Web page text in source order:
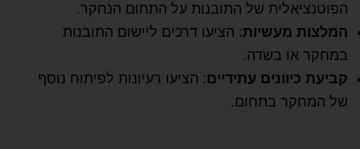
הפוטנציאלית של התובנות על התחום הנחקר.
המלצות מעשיות: הציעו דרכים ליישום התובנות
במחקר או בשדה.
קביעת כיוונים עתידיים: הציעו רעיונות לפיתוח נוסף
של המחקר בתחום.